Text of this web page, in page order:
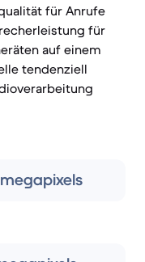
für Anrufe
für
auf einem
tendenziell
megapixels